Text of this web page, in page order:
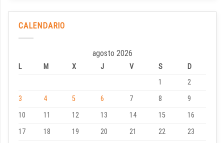
CALENDARIO
agosto 2026
L M X J V S
D
1
2
3
4 5 6 7 8
9
10
11 12 13 14 15
16
17
18 19 20 21 22
23